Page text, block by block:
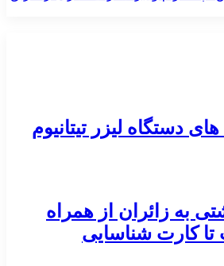
های دستگاه لیزر تیتانیوم
به زائران از همراه
کارت شناسایی